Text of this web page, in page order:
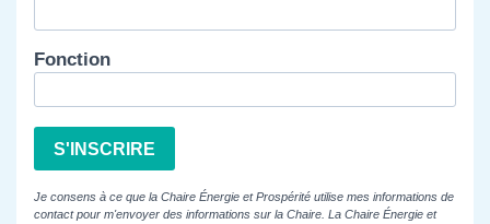
Fonction
S'INSCRIRE
Je consens à ce que la Chaire Énergie et Prospérité utilise mes informations de
contact pour m'envoyer des informations sur la Chaire. La Chaire Énergie et